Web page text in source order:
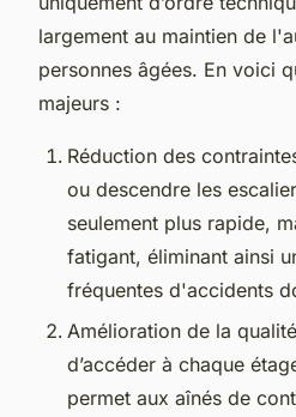
largement au maintien de
personnes âgées. En voici
majeurs :
Réduction des
ou descendre les
seulement plus rapide,
fatigant, éliminant ainsi
fréquentes d'accidents
Amélioration de la
d’accéder à chaque
permet aux aînés de